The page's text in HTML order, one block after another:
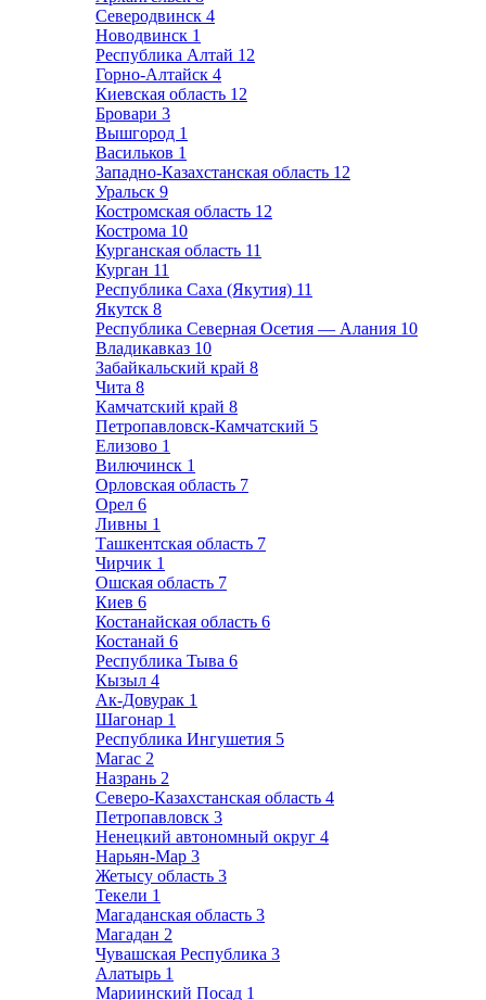
Северодвинск 4
Новодвинск 1
Республика Алтай 12
Горно-Алтайск 4
Киевская область 12
Бровари 3
Вышгород 1
Васильков 1
Западно-Казахстанская область 12
Уральск 9
Костромская область 12
Кострома 10
Курганская область 11
Курган 11
Республика Саха (Якутия) 11
Якутск 8
Республика Северная Осетия — Алания 10
Владикавказ 10
Забайкальский край 8
Чита 8
Камчатский край 8
Петропавловск-Камчатский 5
Елизово 1
Вилючинск 1
Орловская область 7
Орел 6
Ливны 1
Ташкентская область 7
Чирчик 1
Ошская область 7
Киев 6
Костанайская область 6
Костанай 6
Республика Тыва 6
Кызыл 4
Ак-Довурак 1
Шагонар 1
Республика Ингушетия 5
Магас 2
Назрань 2
Северо-Казахстанская область 4
Петропавловск 3
Ненецкий автономный округ 4
Нарьян-Мар 3
Жетысу область 3
Текели 1
Магаданская область 3
Магадан 2
Чувашская Республика 3
Алатырь 1
Мариинский Посад 1